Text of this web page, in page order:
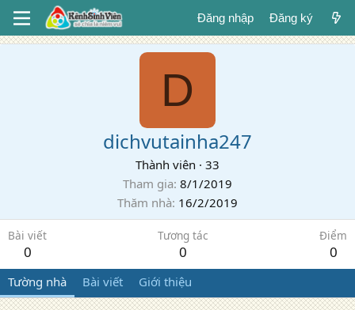
Đăng nhập Đăng ký
D
dichvutainha247
Thành viên · 33
Tham gia 8/1/2019
Thăm nhà 16/2/2019
Bài viết
0
Tương tác
0
Điểm
0
Tường nhà Bài viết Giới thiệu